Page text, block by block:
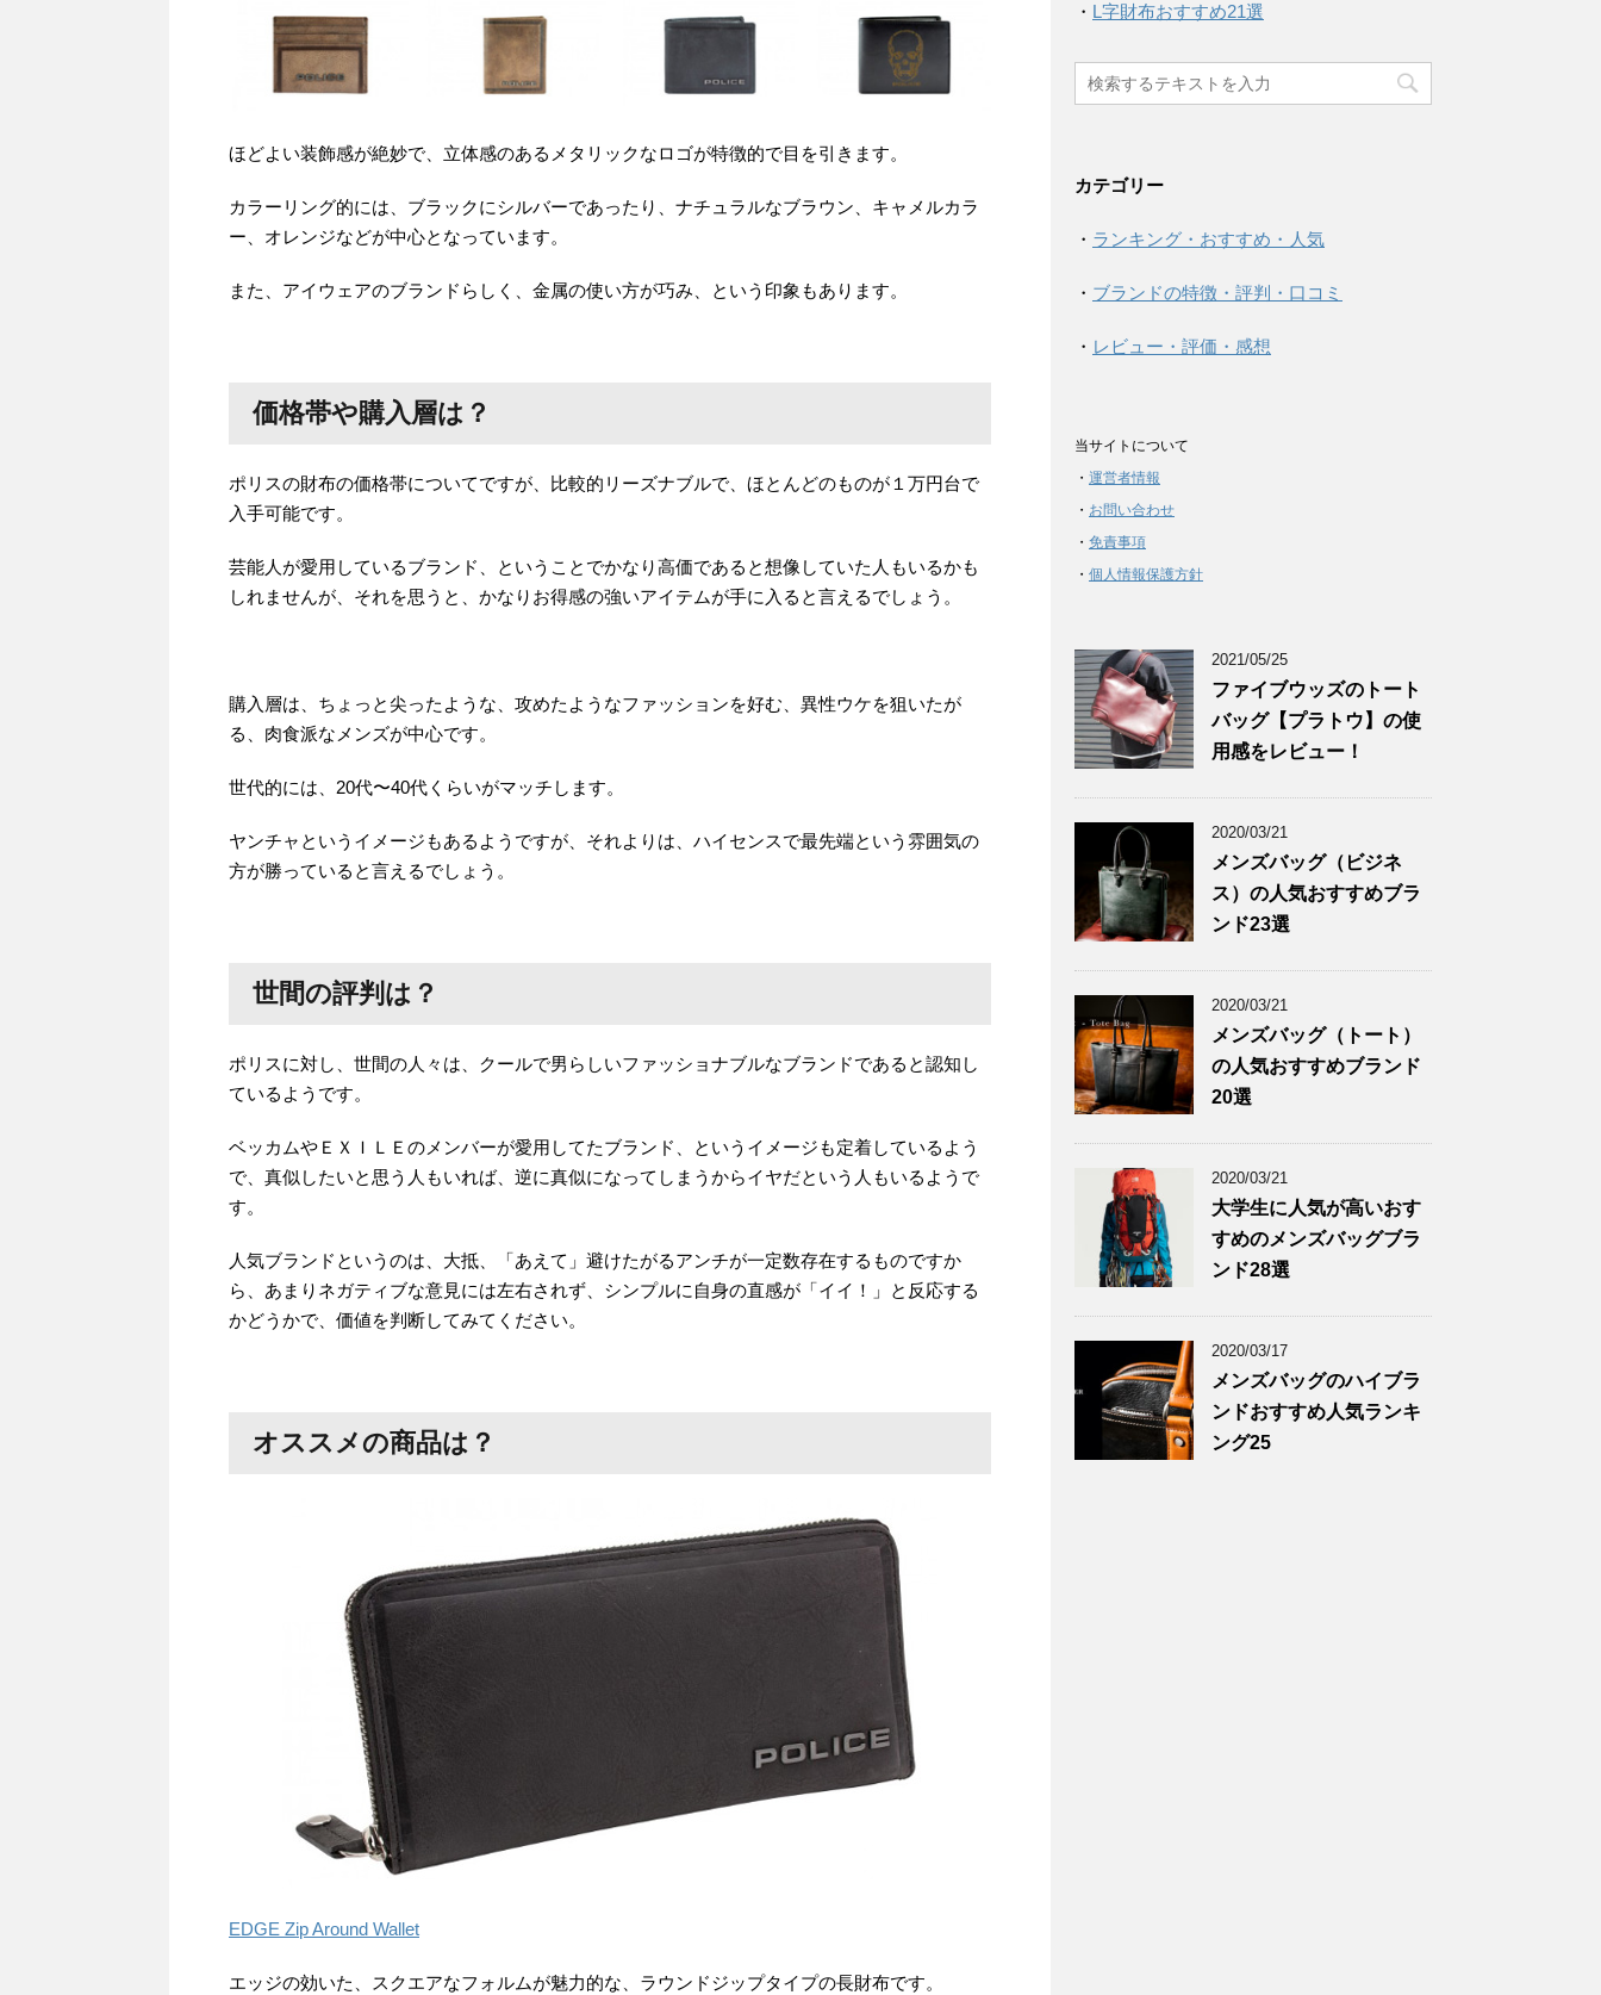
ほどよい装飾感が絶妙で、立体感のあるメタリックなロゴが特徴的で目を引きます。
カラーリング的には、ブラックにシルバーであったり、ナチュラルなブラウン、キャメルカラ
ー、オレンジなどが中心となっています。
また、アイウェアのブランドらしく、金属の使い方が巧み、という印象もあります。
価格帯や購入層は？
ポリスの財布の価格帯についてですが、比較的リーズナブルで、ほとんどのものが１万円台で
入手可能です。
芸能人が愛用しているブランド、ということでかなり高価であると想像していた人もいるかも
しれませんが、それを思うと、かなりお得感の強いアイテムが手に入ると言えるでしょう。
購入層は、ちょっと尖ったような、攻めたようなファッションを好む、異性ウケを狙いたが
る、肉食派なメンズが中心です。
世代的には、20代〜40代くらいがマッチします。
ヤンチャというイメージもあるようですが、それよりは、ハイセンスで最先端という雰囲気の
方が勝っていると言えるでしょう。
世間の評判は？
ポリスに対し、世間の人々は、クールで男らしいファッショナブルなブランドであると認知し
ているようです。
ベッカムやＥＸＩＬＥのメンバーが愛用してたブランド、というイメージも定着しているよう
で、真似したいと思う人もいれば、逆に真似になってしまうからイヤだという人もいるようで
す。
人気ブランドというのは、大抵、「あえて」避けたがるアンチが一定数存在するものですか
ら、あまりネガティブな意見には左右されず、シンプルに自身の直感が「イイ！」と反応する
かどうかで、価値を判断してみてください。
オススメの商品は？
EDGE Zip Around Wallet
エッジの効いた、スクエアなフォルムが魅力的な、ラウンドジップタイプの長財布です。
・ L字財布おすすめ21選
カテゴリー
・ ランキング・おすすめ・人気
・ ブランドの特徴・評判・口コミ
・ レビュー・評価・感想
当サイトについて
・ 運営者情報
・ お問い合わせ
・ 免責事項
・ 個人情報保護方針
2021/05/25
ファイブウッズのトート
バッグ【プラトウ】の使
用感をレビュー！
2020/03/21
メンズバッグ（ビジネ
ス）の人気おすすめブラ
ンド23選
2020/03/21
メンズバッグ（トート）
の人気おすすめブランド
20選
2020/03/21
大学生に人気が高いおす
すめのメンズバッグブラ
ンド28選
2020/03/17
メンズバッグのハイブラ
ンドおすすめ人気ランキ
ング25